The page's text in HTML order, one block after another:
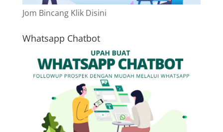
Jom Bincang Klik Disini
Whatsapp Chatbot